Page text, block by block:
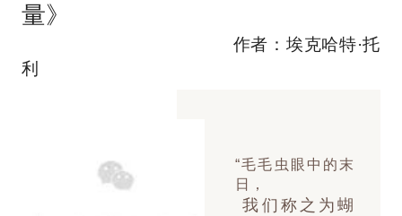
量》
作者：埃克哈特·托
利
“毛毛虫眼中的末
日，
我们称之为蝴